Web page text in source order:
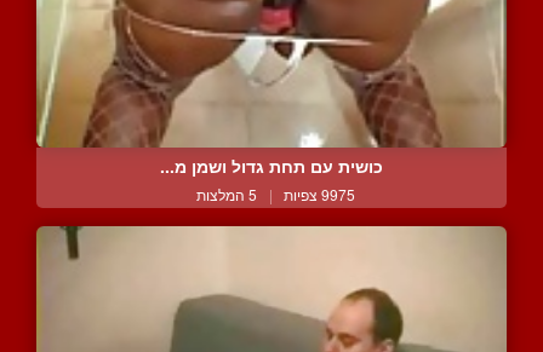
כושית עם תחת גדול ושמן מ...
9975 צפיות | 5 המלצות